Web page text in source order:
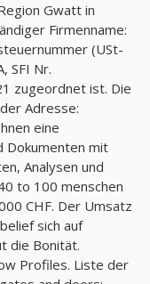
Gwatt in
Firmenname:
(USt-
SFI Nr.
zugeordnet ist. Die
Adresse:
eine
Dokumenten mit
Analysen und
to 100 menschen
CHF. Der Umsatz
sich auf
die Bonität.
Profiles. Liste der